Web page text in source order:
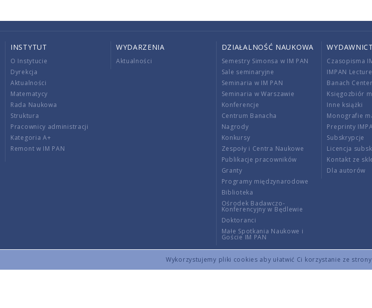
Wykorzystujemy pliki cookies aby ułatwić Ci korzystanie ze
INSTYTUT
O Instytucie
Dyrekcja
Aktualności
Matematycy
Rada Naukowa
Struktura
Pracownicy administracji
Kategoria A+
Remont w IM PAN
WYDARZENIA
Aktualności
DZIAŁALNOŚĆ NAUKOWA
Semestry Simonsa w IM PAN
Sale seminaryjne
Seminaria w IM PAN
Seminaria w Warszawie
Konferencje
Centrum Banacha
Nagrody
Konkursy
Zespoły i Centra Naukowe
Publikacje pracowników
Granty
Programy międzynarodowe
Biblioteka
Ośrodek Badawczo-
Konferencyjny w Będlewie
Doktoranci
Małe Spotkania Naukowe i
Goście IM PAN
Czasopisma
IMPAN
Banach
Księgozbiór
Inne książki
Monografie
Preprinty
Subskrypcje
Licencja
Kontakt ze
Dla autorów